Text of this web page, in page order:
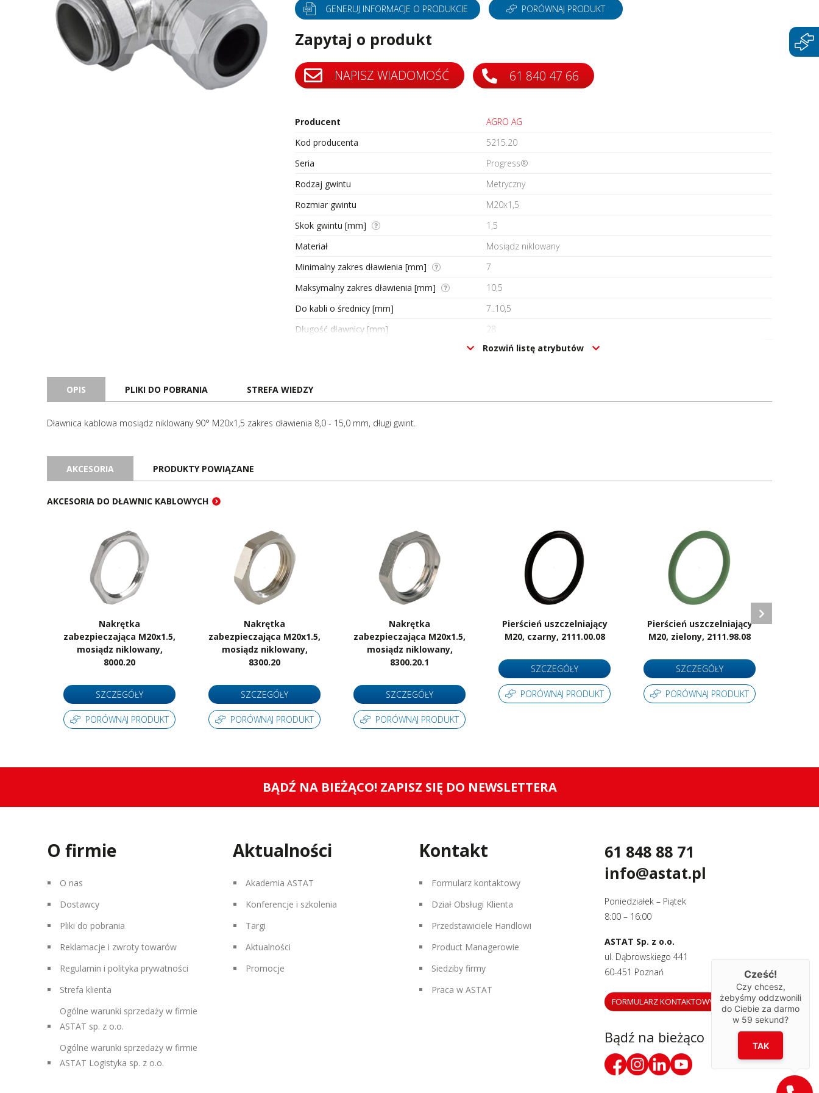
Automatyka budynkowa i osprzęt
elektroinstalacyjny
Konwertery częstotliwości
Konwertery protokołów przemysłowych
Lampy do szaf sterowniczych
Liczniki
Mierniki i wyświetlacze
Moduły interfejsowe
Silniki bezszczotkowe i serwonapędy
Styczniki
Systemy wózków kablowych i
szynoprzewody
Transformatory AC AC
Wyłączniki i rozłączniki
GENERUJ INFORMACJE O PRODUKCIE PORÓWNAJ PRODUKT
Zapytaj o produkt
NAPISZ WIADOMOŚĆ 61 840 47 66
Producent
AGRO AG
Kod producenta
5215.20
Seria
Progress®
Rodzaj gwintu
Metryczny
Rozmiar gwintu
M20x1,5
Skok gwintu [mm]
1,5
Materiał
Mosiądz niklowany
Minimalny zakres dławienia [mm]
7
Maksymalny zakres dławienia [mm]
10,5
Do kabli o średnicy [mm]
7..10,5
Długość dławnicy [mm]
28
TPE
Długość gwintu [mm]
Certyfikat RoHS
Ilość sztuk w opakowaniu
Jednostka sprzedażowa
Rozwiń listę atrybutów
OPIS PLIKI DO POBRANIA STREFA WIEDZY
Dławnica kablowa mosiądz niklowany 90° M20x1,5 zakres dławienia 8,0 - 15,0 mm, długi gwint.
AKCESORIA PRODUKTY POWIĄZANE
AKCESORIA DO DŁAWNIC KABLOWYCH
Nakrętka
zabezpieczająca M20x1.5,
mosiądz niklowany,
8000.20
SZCZEGÓŁY
PORÓWNAJ PRODUKT
Nakrętka
zabezpieczająca M20x1.5,
mosiądz niklowany,
8300.20
SZCZEGÓŁY
PORÓWNAJ PRODUKT
Nakrętka
zabezpieczająca M20x1.5,
mosiądz niklowany,
8300.20.1
SZCZEGÓŁY
PORÓWNAJ PRODUKT
Pierścień uszczelniający
M20, czarny, 2111.00.08
SZCZEGÓŁY
PORÓWNAJ PRODUKT
Pierścień uszczelniający
M20, zielony, 2111.98.08
SZCZEGÓŁY
PORÓWNAJ PRODUKT
BĄDŹ NA BIEŻĄCO! ZAPISZ SIĘ DO NEWSLETTERA
O firmie
O nas
Dostawcy
Pliki do pobrania
Reklamacje i zwroty towarów
Regulamin i polityka prywatności
Strefa klienta
Ogólne warunki sprzedaży w firmie
ASTAT sp. z o.o.
Ogólne warunki sprzedaży w firmie
ASTAT Logistyka sp. z o.o.
Aktualności
Akademia ASTAT
Konferencje i szkolenia
Targi
Aktualności
Promocje
Kontakt
Formularz kontaktowy
Dział Obsługi Klienta
Przedstawiciele Handlowi
Product Managerowie
Siedziby firmy
Praca w ASTAT
61 848 88 71
info@astat.pl
Poniedziałek – Piątek
8:00 – 16:00
ASTAT Sp. z o.o.
ul. Dąbrowskiego 441
60-451 Poznań
FORMULARZ KONTAKTOWY
Bądź na bieżąco
Cześć!
Czy chcesz,
żebyśmy oddzwonili
do Ciebie za darmo
w 59 sekund?
TAK